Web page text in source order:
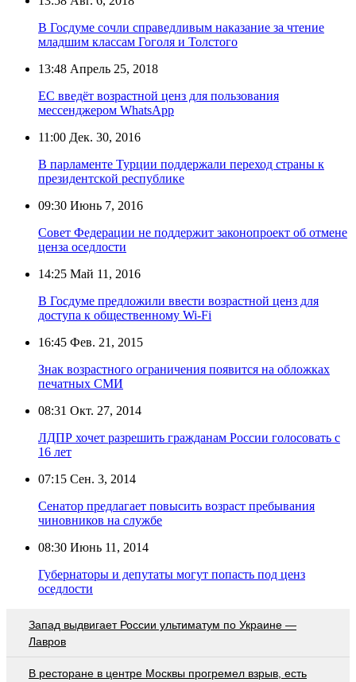
В Госдуме сочли справедливым наказание за чтение
младшим классам Гоголя и Толстого
13:48 Апрель 25, 2018
ЕС введёт возрастной ценз для пользования
мессенджером WhatsApp
11:00 Дек. 30, 2016
В парламенте Турции поддержали переход страны к
президентской республике
09:30 Июнь 7, 2016
Совет Федерации не поддержит законопроект об отмене
ценза оседлости
14:25 Май 11, 2016
В Госдуме предложили ввести возрастной ценз для
доступа к общественному Wi-Fi
16:45 Фев. 21, 2015
Знак возрастного ограничения появится на обложках
печатных СМИ
08:31 Окт. 27, 2014
ЛДПР хочет разрешить гражданам России голосовать с
16 лет
07:15 Сен. 3, 2014
Сенатор предлагает повысить возраст пребывания
чиновников на службе
08:30 Июнь 11, 2014
Губернаторы и депутаты могут попасть под ценз
оседлости
Запад выдвигает России ультиматум по Украине —
Лавров
В ресторане в центре Москвы прогремел взрыв, есть